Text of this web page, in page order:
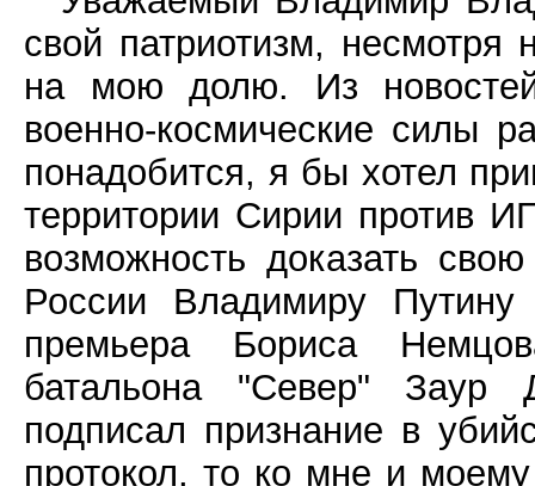
свой патриотизм,
на мою долю. Из
военно-космические силы
понадобится, я бы хотел
территории Сирии против
возможность доказать
России Владимиру
премьера Бориса
батальона "Север"
подписал признание в
протокол, то ко мне и